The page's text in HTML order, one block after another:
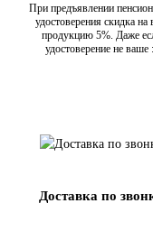
При предъявлении
удостоверения скидка на
продукцию 5%. Даже
удостоверение не ваше
Доставка по